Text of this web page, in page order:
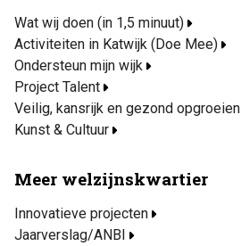
Wat wij doen (in 1,5 minuut)
Activiteiten in Katwijk (Doe Mee)
Ondersteun mijn wijk
Project Talent
Veilig, kansrijk en gezond opgroeien
Kunst & Cultuur
Meer welzijnskwartier
Innovatieve projecten
Jaarverslag/ANBI